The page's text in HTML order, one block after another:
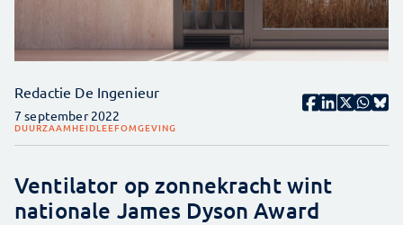
Redactie De Ingenieur
7 september 2022
DUURZAAMHEIDLEEFOMGEVING
Ventilator op zonnekracht wint
nationale James Dyson Award